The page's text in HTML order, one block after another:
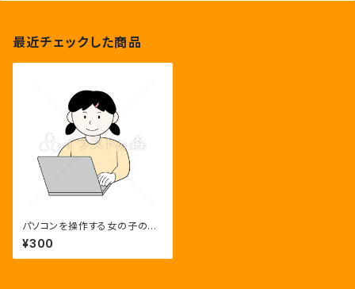
最近チェックした商品
パソコンを操作する女の子のイ
ラスト
¥300